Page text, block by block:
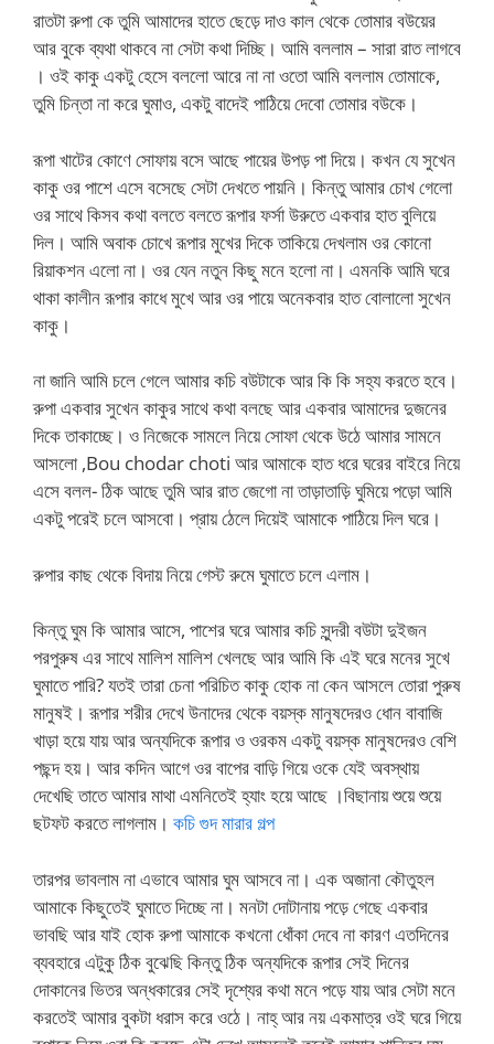
রাতটা রুপা কে তুমি আমাদের হাতে ছেড়ে দাও কাল থেকে তোমার বউয়ের
আর বুকে ব্যথা থাকবে না সেটা কথা দিচ্ছি। আমি বললাম – সারা রাত লাগবে
। ওই কাকু একটু হেসে বললো আরে না না ওতো আমি বললাম তোমাকে,
তুমি চিন্তা না করে ঘুমাও, একটু বাদেই পাঠিয়ে দেবো তোমার বউকে।
রূপা খাটের কোণে সোফায় বসে আছে পায়ের উপড় পা দিয়ে। কখন যে সুখেন
কাকু ওর পাশে এসে বসেছে সেটা দেখতে পায়নি। কিন্তু আমার চোখ গেলো
ওর সাথে কিসব কথা বলতে বলতে রূপার ফর্সা উরুতে একবার হাত বুলিয়ে
দিল। আমি অবাক চোখে রূপার মুখের দিকে তাকিয়ে দেখলাম ওর কোনো
রিয়াকশন এলো না। ওর যেন নতুন কিছু মনে হলো না। এমনকি আমি ঘরে
থাকা কালীন রূপার কাধে মুখে আর ওর পায়ে অনেকবার হাত বোলালো সুখেন
কাকু।
না জানি আমি চলে গেলে আমার কচি বউটাকে আর কি কি সহ্য করতে হবে।
রুপা একবার সুখেন কাকুর সাথে কথা বলছে আর একবার আমাদের দুজনের
দিকে তাকাচ্ছে। ও নিজেকে সামলে নিয়ে সোফা থেকে উঠে আমার সামনে
আসলো ,Bou chodar choti আর আমাকে হাত ধরে ঘরের বাইরে নিয়ে
এসে বলল- ঠিক আছে তুমি আর রাত জেগো না তাড়াতাড়ি ঘুমিয়ে পড়ো আমি
একটু পরেই চলে আসবো। প্রায় ঠেলে দিয়েই আমাকে পাঠিয়ে দিল ঘরে।
রুপার কাছ থেকে বিদায় নিয়ে গেস্ট রুমে ঘুমাতে চলে এলাম।
কিন্তু ঘুম কি আমার আসে, পাশের ঘরে আমার কচি সুন্দরী বউটা দুইজন
পরপুরুষ এর সাথে মালিশ মালিশ খেলছে আর আমি কি এই ঘরে মনের সুখে
ঘুমাতে পারি? যতই তারা চেনা পরিচিত কাকু হোক না কেন আসলে তোরা পুরুষ
মানুষই। রূপার শরীর দেখে উনাদের থেকে বয়স্ক মানুষদেরও ধোন বাবাজি
খাড়া হয়ে যায় আর অন্যদিকে রূপার ও ওরকম একটু বয়স্ক মানুষদেরও বেশি
পছন্দ হয়। আর কদিন আগে ওর বাপের বাড়ি গিয়ে ওকে যেই অবস্থায়
দেখেছি তাতে আমার মাথা এমনিতেই হ্যাং হয়ে আছে ।বিছানায় শুয়ে শুয়ে
ছটফট করতে লাগলাম। কচি গুদ মারার গল্প
তারপর ভাবলাম না এভাবে আমার ঘুম আসবে না। এক অজানা কৌতুহল
আমাকে কিছুতেই ঘুমাতে দিচ্ছে না। মনটা দোটানায় পড়ে গেছে একবার
ভাবছি আর যাই হোক রুপা আমাকে কখনো ধোঁকা দেবে না কারণ এতদিনের
ব্যবহারে এটুকু ঠিক বুঝেছি কিন্তু ঠিক অন্যদিকে রূপার সেই দিনের
দোকানের ভিতর অন্ধকারের সেই দৃশ্যের কথা মনে পড়ে যায় আর সেটা মনে
করতেই আমার বুকটা ধরাস করে ওঠে। নাহ্ আর নয় একমাত্র ওই ঘরে গিয়ে